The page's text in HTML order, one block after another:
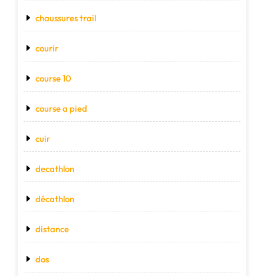
chaussures trail
courir
course 10
course a pied
cuir
decathlon
décathlon
distance
dos